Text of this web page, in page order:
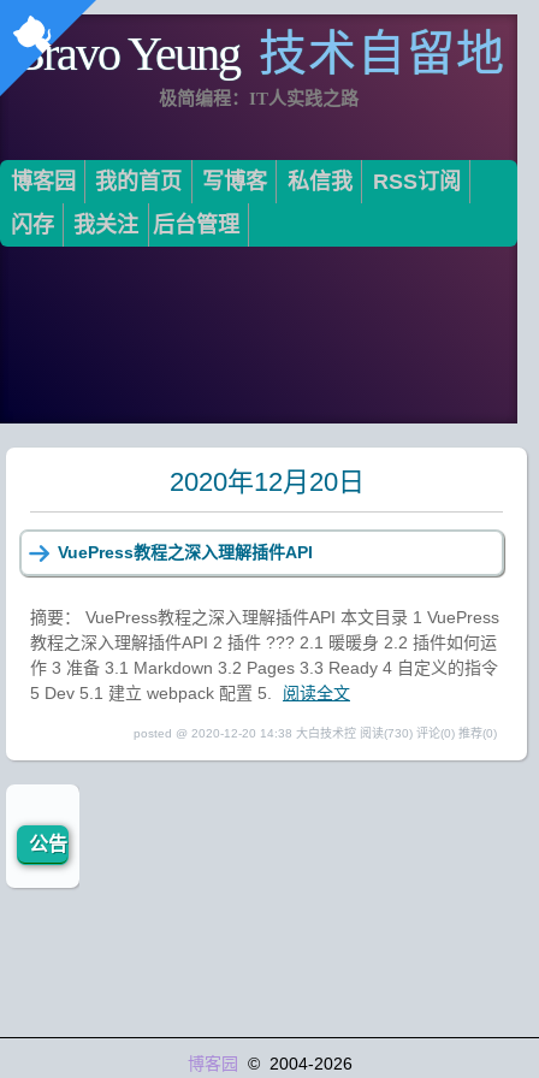
Bravo Yeung 技术自留地
极简编程：IT人实践之路
博客园 我的首页 写博客 私信我
RSS订阅
闪存
我关注 后台管理
2020年12月20日
VuePress教程之深入理解插件API
摘要： VuePress教程之深入理解插件API 本文目录 1 VuePress
教程之深入理解插件API 2 插件 ??? 2.1 暖暖身 2.2 插件如何运
作 3 准备 3.1 Markdown 3.2 Pages 3.3 Ready 4 自定义的指令
5 Dev 5.1 建立 webpack 配置 5.
阅读全文
posted @ 2020-12-20 14:38 大白技术控 阅读(730) 评论(0) 推荐(0)
公告
博客园 © 2004-2026